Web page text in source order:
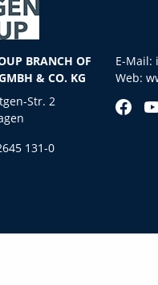
BRANCH OF
& CO. KG
Str. 2
131-0
E-Mail:
Web: